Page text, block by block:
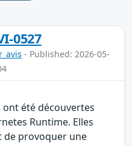
0527
- Published: 2026-05-
été découvertes
Runtime. Elles
provoquer une